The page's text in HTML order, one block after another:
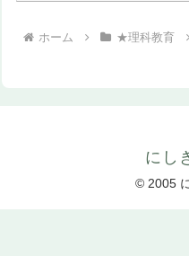
ホーム ★理科教育
にし
© 2005